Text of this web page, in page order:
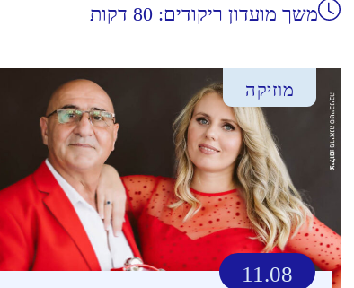
משך מועדון ריקודים: 80 דקות
מוזיקה
11.08